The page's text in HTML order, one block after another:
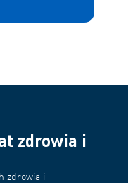
zdrowia i
zdrowia i